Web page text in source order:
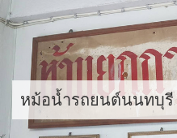
Skip
to
content
หม้อน้ำรถยนต์นนทบุรี